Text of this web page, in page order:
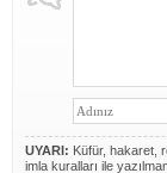
UYARI: Küfür, hakaret,
imla kuralları ile